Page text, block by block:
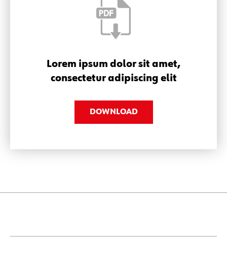
Lorem ipsum dolor sit amet,
consectetur adipiscing elit
DOWNLOAD